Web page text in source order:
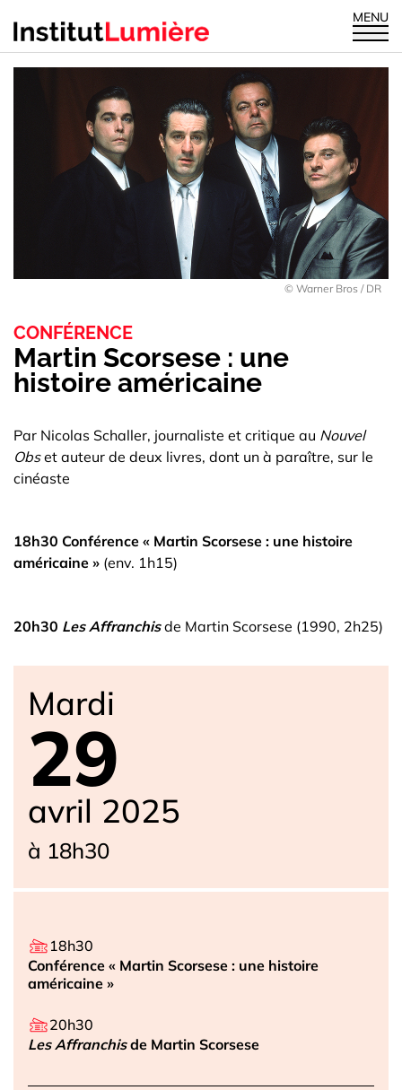
MENU
© Warner Bros / DR
CONFÉRENCE
Martin Scorsese : une
histoire américaine
Par Nicolas Schaller, journaliste et critique au Nouvel
Obset auteur de deux livres, dont un à paraître, sur le
cinéaste
18h30 Conférence « Martin Scorsese : une histoire
américaine » (env. 1h15)
20h30 Les Affranchisde Martin Scorsese (1990, 2h25)
Mardi
29
avril 2025
à 18h30
18h30
Conférence « Martin Scorsese : une histoire
américaine »
20h30
Les Affranchisde Martin Scorsese